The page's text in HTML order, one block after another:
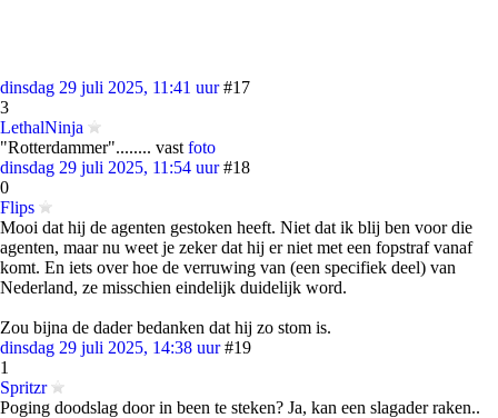
dinsdag 29 juli 2025, 11:41 uur #17
3
LethalNinja
"Rotterdammer"........ vast foto
dinsdag 29 juli 2025, 11:54 uur #18
0
Flips
Mooi dat hij de agenten gestoken heeft. Niet dat ik blij ben voor die
agenten, maar nu weet je zeker dat hij er niet met een fopstraf vanaf
komt. En iets over hoe de verruwing van (een specifiek deel) van
Nederland, ze misschien eindelijk duidelijk word.
Zou bijna de dader bedanken dat hij zo stom is.
dinsdag 29 juli 2025, 14:38 uur #19
1
Spritzr
Poging doodslag door in been te steken? Ja, kan een slagader raken..